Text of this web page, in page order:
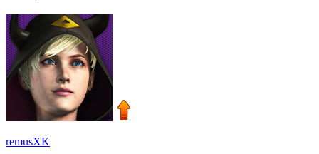
remusXK